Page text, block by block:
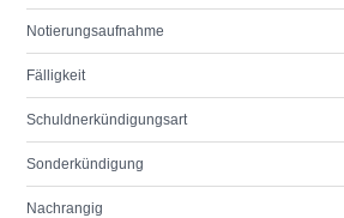
Notierungsaufnahme
Fälligkeit
Schuldnerkündigungsart
Sonderkündigung
Nachrangig